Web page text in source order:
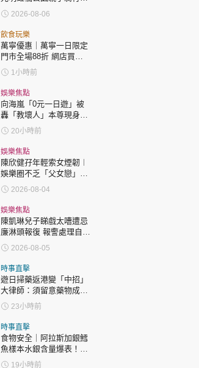
「電助力黃包車」2小時
環湖
2026-08-06
飲食玩樂
萬寧優惠｜萬寧一日限定
門市全場88折 網店買滿
$288同步有折
1小時前
娛樂焦點
向海嵐「0元一日遊」被
轟「教壞人」本尊現身回
應網民
20小時前
娛樂焦點
陳欣健孖年輕索女煙韌︱
娛樂圈不乏「父女戀」
「爺孫戀」 年齡差距最大
達51歲 最受矚目有李龍
基謝賢
2026-08-04
娛樂焦點
陳凱琳兒子睇戲太嘈遭忌
廉淋頭報復 報警處理自責
護子不力 歐錦棠陳倩揚齊
表態「媽媽有責任」
2026-08-05
時事直擊
遊日掃藥返港變「中招」
大律師：須留意藥物成分
自用代購都唔係護身符
23小時前
時事直擊
食物安全｜阿拉斯加銀鱈
魚樣本水銀含量爆表！或
令視力聽覺記憶力永久受
19小時前